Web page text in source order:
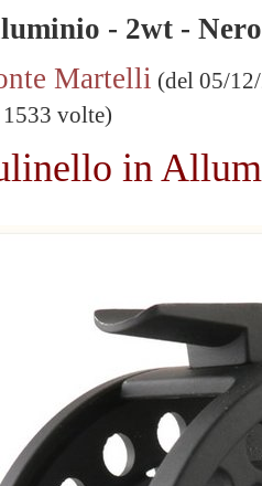
- 2wt - Nero
Martelli (del 05/
volte)
in